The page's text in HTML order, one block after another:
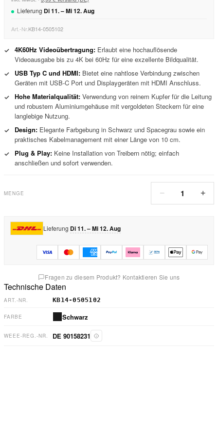
Lieferung Di11. –Mi12.Aug
Art.-Nr.KB14-0505102
✓ 4K60Hz Videoübertragung: Erlaubt eine hochauflösende
Videoausgabe bis zu 4K bei 60Hz für eine exzellente Bildqualität.
✓
USB Typ C und HDMI: Bietet eine nahtlose Verbindung zwischen
Geräten mit USB-C Port und Displaygeräten mit HDMI Anschluss.
✓ Hohe Materialqualität: Verwendung von reinem Kupfer für die Leitung
und robustem Aluminiumgehäuse mit vergoldeten Steckern für eine
langlebige Nutzung.
✓
Design: Elegante Farbgebung in Schwarz und Spacegrau sowie ein
praktisches Kabelmanagement mit einer Länge von 10 cm.
✓
Plug & Play: Keine Installation von Treibern nötig; einfach
anschließen und sofort verwenden.
MENGE − 1 +
Lieferung Di 11. – Mi 12. Aug
Fragen zu diesem Produkt? Kontaktieren Sie uns
Technische Daten
ART.-NR. KB14-0505102
FARBE Schwarz
WEEE-REG.-NR. DE 90158231